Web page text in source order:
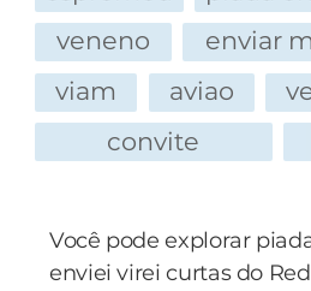
veneno
enviar
viam
aviao
convite
Você pode explorar
enviei virei curtas do